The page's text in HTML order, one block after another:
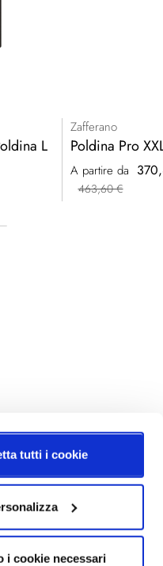
tutti i cookie
i cookie necessari
L
Zafferano
Poldina Pro
A partire da
463,60 €